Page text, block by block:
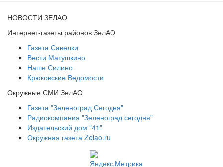
НОВОСТИ ЗЕЛАО
Интернет-газеты районов ЗелАО
Газета Савелки
Вести Матушкино
Наше Силино
Крюковские Ведомости
Окружные СМИ ЗелАО
Газета "Зеленоград Сегодня"
Радиокомпания "Зеленоград сегодня"
Издательский дом "41"
Окружная газета Zelao.ru